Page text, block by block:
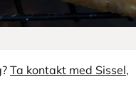
Ta kontakt med Sissel,